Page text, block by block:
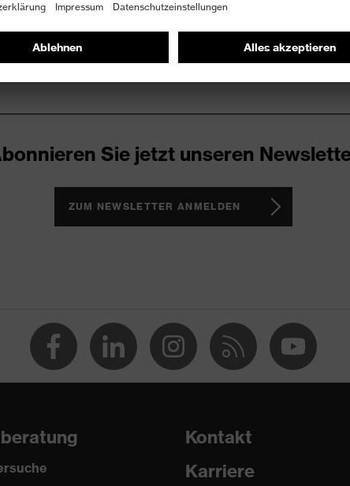
Sie jetzt unseren
ZUM NEWSLETTER ANMELDEN
Kontakt
Karriere